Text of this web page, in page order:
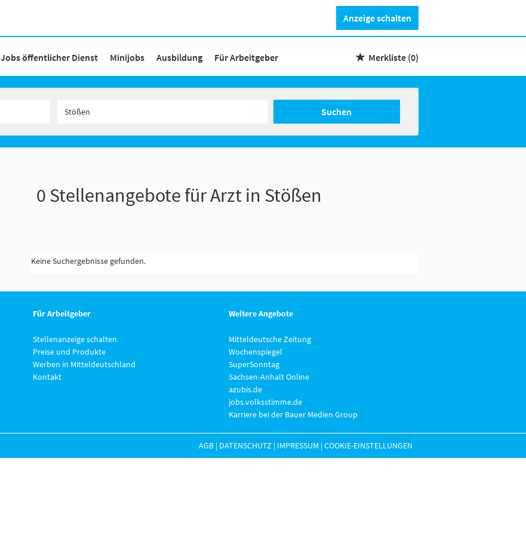
Anzeige schalten
Jobs öffentlicher Dienst Minijobs Ausbildung Für Arbeitgeber Merkliste (0)
Suchen
0 Stellenangebote für Arzt in Stößen
Keine Suchergebnisse gefunden.
Für Arbeitgeber
Stellenanzeige schalten
Preise und Produkte
Werben in Mitteldeutschland
Kontakt
Weitere Angebote
Mitteldeutsche Zeitung
Wochenspiegel
SuperSonntag
Sachsen-Anhalt Online
azubis.de
jobs.volksstimme.de
Karriere bei der Bauer Medien Group
AGB | DATENSCHUTZ | IMPRESSUM |COOKIE-EINSTELLUNGEN